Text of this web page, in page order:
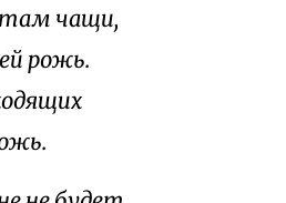
чащи,
рожь.